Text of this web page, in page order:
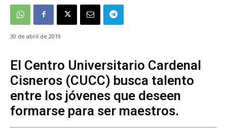
30 de abril de 2019
El Centro Universitario Cardenal
Cisneros (CUCC) busca talento
entre los jóvenes que deseen
formarse para ser maestros.